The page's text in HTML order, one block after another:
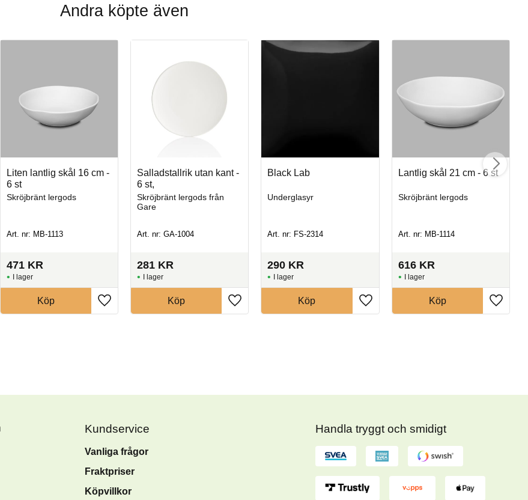
Andra köpte även
Liten lantlig skål 16 cm -
6 st
Skröjbränt lergods
Art. nr: MB-1113
471 KR
I lager
Köp
Salladstallrik utan kant -
6 st,
Skröjbränt lergods från
Gare
Art. nr: GA-1004
281 KR
I lager
Köp
Black Lab
Underglasyr
Art. nr: FS-2314
290 KR
I lager
Köp
Lantlig skål 21 cm - 6 st
Skröjbränt lergods
Art. nr: MB-1114
616 KR
I lager
Köp
Kundservice
Vanliga frågor
Fraktpriser
Köpvillkor
Handla tryggt och smidigt